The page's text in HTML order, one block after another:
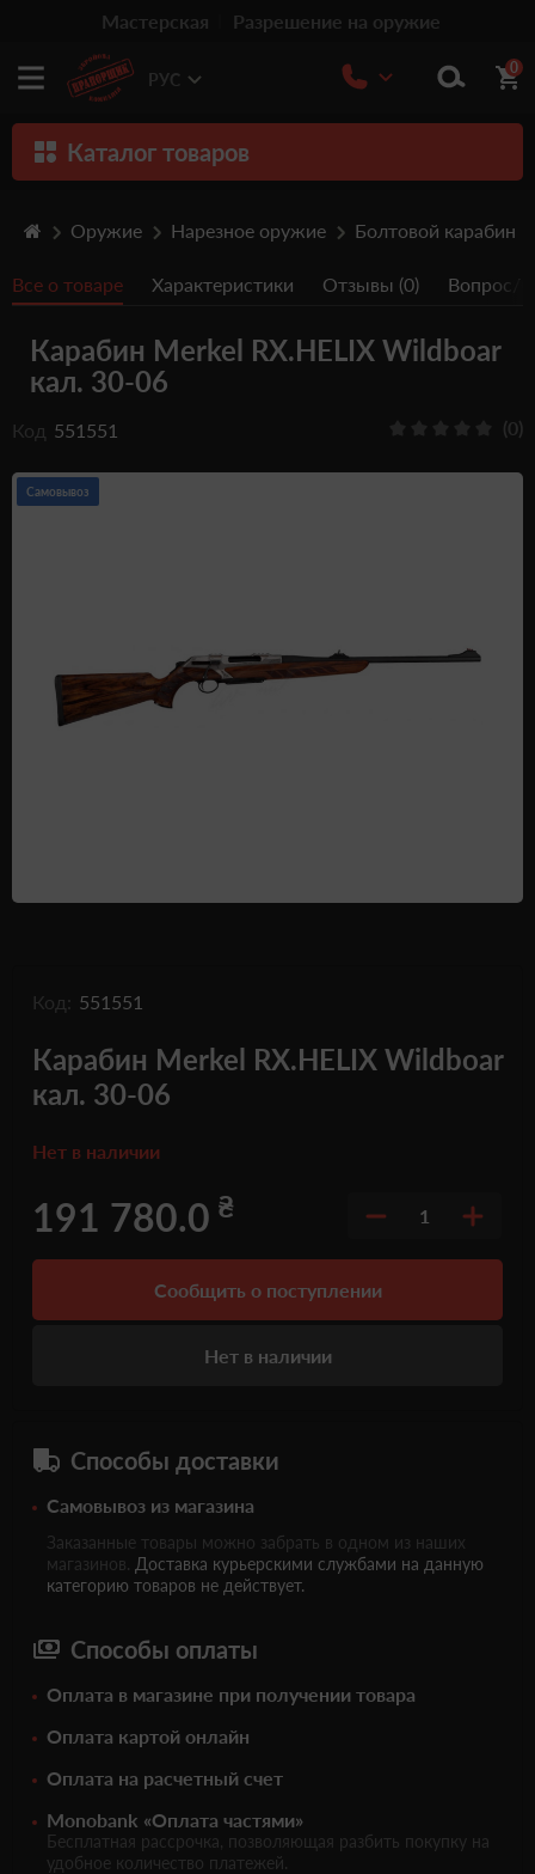
Мастерская Разрешение на оружие
РУС
0
Каталог товаров
Травматическое оружие
Пистолеты
Оптика
Тюнинг
Аксессуары
Подарочные Сертификати
Оружие Нарезное оружие Болтовой карабин
Все о товаре Характеристики Отзывы (0) Вопрос/
Карабин Merkel RX.HELIX Wildboar
кал. 30-06
Код 551551 (0)
Самовывоз
Код: 551551
Карабин Merkel RX.HELIX Wildboar
кал. 30-06
Нет в наличии
191 780.0 ₴ 1
Сообщить о поступлении
Нет в наличии
Способы доставки
Самовывоз из магазина
Заказанные товары можно забрать в одном из наших
магазинов. Доставка курьерскими службами на данную
категорию товаров не действует.
Способы оплаты
Оплата в магазине при получении товара
Оплата картой онлайн
Оплата на расчетный счет
Monobank «Оплата частями»
Бесплатная рассрочка, позволяющая разбить покупку на
удобное количество платежей.